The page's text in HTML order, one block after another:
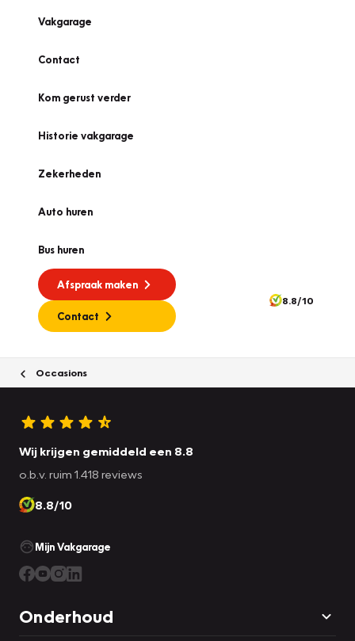
Vakgarage
Contact
Kom gerust verder
Historie vakgarage
Zekerheden
Auto huren
Bus huren
Afspraak maken
Contact
8.8/10
Occasions
Wij krijgen gemiddeld een 8.8
o.b.v. ruim 1.418 reviews
8.8/10
Mijn Vakgarage
Onderhoud